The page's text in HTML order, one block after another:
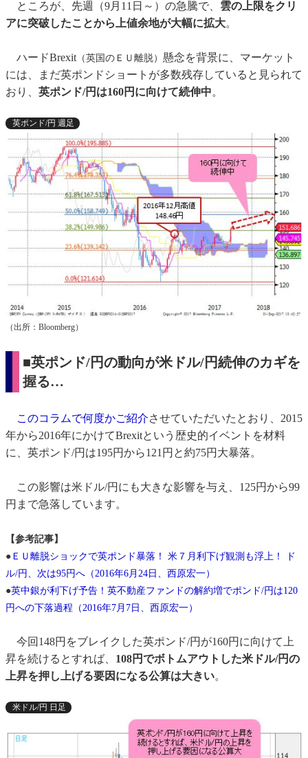
ところが、先週（9月11日～）の急騰で、 雲の上限をクリ
アに突破したことから上値余地が大幅に拡大。
ハードBrexit （英国のＥＵ離脱） 懸念を背景に、マーケット
には、まだ英ポンドショートが多数残存していると見られて
おり、 英ポンド/円は160円に向けて続伸中。
英ポンド/円 週足
（出所：Bloomberg）
■英ポンド/円の動向が米ドル/円続伸のカギを
握る…
このコラムで何度かご紹介させていただいたとおり、2015
年から2016年にかけてBrexitという歴史的イベントを材料
に、英ポンド/円は195円から121円と約75円大暴落。
この影響は米ドル/円にも大きな影響を与え、125円から99
円まで急落しています。
【参考記事】
● ＥＵ離脱ショックで英ポンド暴落！ 米７月利下げ観測も浮上！ ド
ル/円、次は95円へ（2016年6月24日、西原宏一）
●英中銀が利下げ予告！英不動産ファンドの解約増でポンド/円は120
円への下落過程（2016年7月7日、西原宏一）
今回148円をブレイクした英ポンド/円が160円に向けて上
昇を続けるとすれば、 108円でボトムアウトした米ドル/円の
上昇を押し上げる要因になる公算は大きい。
米ドル/円 日足